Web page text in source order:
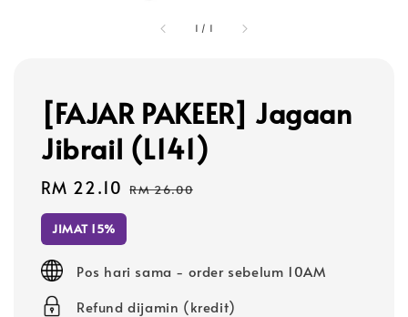
1 / 1
[FAJAR PAKEER] Jagaan
Jibrail (L141)
Sale
price
RM 22.10 Regular
RM 26.00
JIMAT 15%
Pos hari sama - order sebelum 10AM
Refund dijamin (kredit)